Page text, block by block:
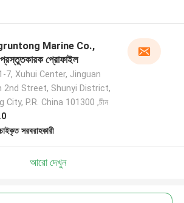
Marine Co.,
প্রোফাইল
7, Xuhui Center, Jinguan
2nd Street, Shunyi District,
City, P.R. China 101300 ,চীন
সরবরাহকারী
আরো দেখুন